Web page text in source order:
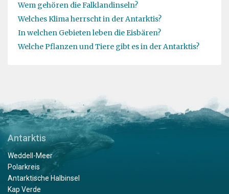
Wem gehören die Falklandinseln?
Welches Klima herrscht in der Antarktis?
In welchen Gebieten leben die Eisbären?
Welche Pflanzen und Tiere gibt es in der Antarktis?
Antarktis
Weddell-Meer
Polarkreis
Antarktische Halbinsel
Kap Verde